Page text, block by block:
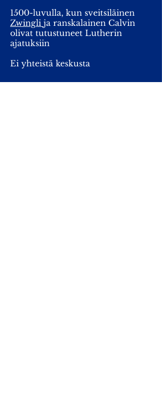
1500-luvulla, kun sveitsiläinen
Zwingli ja ranskalainen Calvin
olivat tutustuneet Lutherin
ajatuksiin
Ei yhteistä keskusta